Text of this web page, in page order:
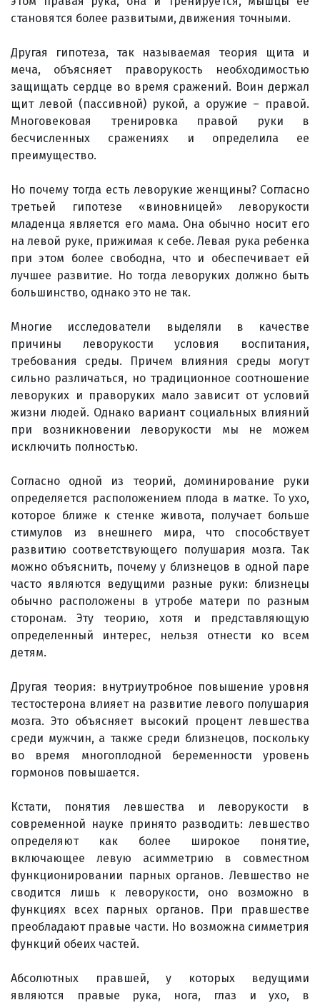
становятся более развитыми, движения точными.
Другая гипотеза, так называемая теория щита и
меча, объясняет праворукость необходимостью
защищать сердце во время сражений. Воин держал
щит левой (пассивной) рукой, а оружие – правой.
Многовековая тренировка правой руки в
бесчисленных сражениях и определила ее
преимущество.
Но почему тогда есть леворукие женщины? Согласно
третьей гипотезе «виновницей» леворукости
младенца является его мама. Она обычно носит его
на левой руке, прижимая к себе. Левая рука ребенка
при этом более свободна, что и обеспечивает ей
лучшее развитие. Но тогда леворуких должно быть
большинство, однако это не так.
Многие исследователи выделяли в качестве
причины леворукости условия воспитания,
требования среды. Причем влияния среды могут
сильно различаться, но традиционное соотношение
леворуких и праворуких мало зависит от условий
жизни людей. Однако вариант социальных влияний
при возникновении леворукости мы не можем
исключить полностью.
Согласно одной из теорий, доминирование руки
определяется расположением плода в матке. То ухо,
которое ближе к стенке живота, получает больше
стимулов из внешнего мира, что способствует
развитию соответствующего полушария мозга. Так
можно объяснить, почему у близнецов в одной паре
часто являются ведущими разные руки: близнецы
обычно расположены в утробе матери по разным
сторонам. Эту теорию, хотя и представляющую
определенный интерес, нельзя отнести ко всем
детям.
Другая теория: внутриутробное повышение уровня
тестостерона влияет на развитие левого полушария
мозга. Это объясняет высокий процент левшества
среди мужчин, а также среди близнецов, поскольку
во время многоплодной беременности уровень
гормонов повышается.
Кстати, понятия левшества и леворукости в
современной науке принято разводить: левшество
определяют как более широкое понятие,
включающее левую асимметрию в совместном
функционировании парных органов. Левшество не
сводится лишь к леворукости, оно возможно в
функциях всех парных органов. При правшестве
преобладают правые части. Но возможна симметрия
функций обеих частей.
Абсолютных правшей, у которых ведущими
являются правые рука, нога, глаз и ухо, в